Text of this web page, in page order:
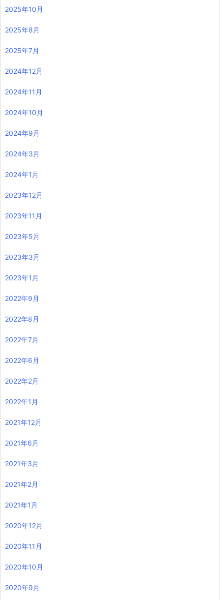
2025年10月
2025年8月
2025年7月
2024年12月
2024年11月
2024年10月
2024年9月
2024年3月
2024年1月
2023年12月
2023年11月
2023年5月
2023年3月
2023年1月
2022年9月
2022年8月
2022年7月
2022年6月
2022年2月
2022年1月
2021年12月
2021年6月
2021年3月
2021年2月
2021年1月
2020年12月
2020年11月
2020年10月
2020年9月